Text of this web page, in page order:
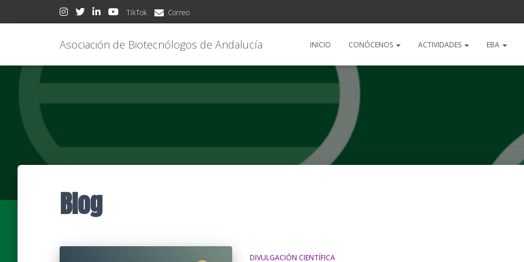
TikTok Correo
Asociación de Biotecnólogos de Andalucía INICIO CONÓCENOS ACTIVIDADES EBA
Blog
DIVULGACIÓN CIENTÍFICA